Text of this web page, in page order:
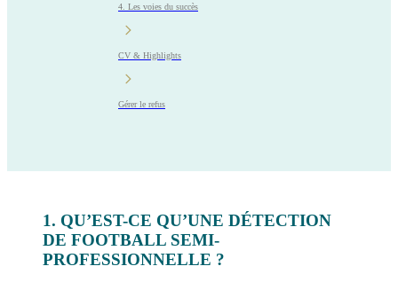
4. Les voies du succès
CV & Highlights
Gérer le refus
1. QU’EST-CE QU’UNE DÉTECTION
DE FOOTBALL SEMI-
PROFESSIONNELLE ?